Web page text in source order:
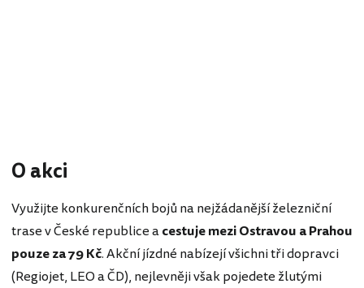
O akci
Využijte konkurenčních bojů na nejžádanější železniční
trase v České republice acestuje mezi Ostravou a Prahou
pouze za 79 Kč. Akční jízdné nabízejí všichni tři dopravci
(Regiojet, LEO a ČD), nejlevněji však pojedete žlutými